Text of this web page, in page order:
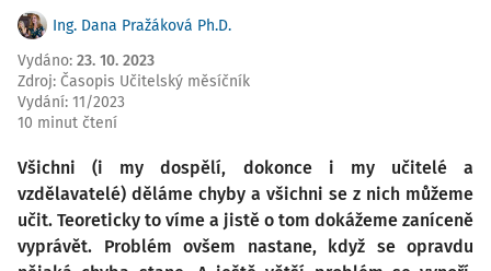
Ing. Dana Pražáková Ph.D.
Vydáno: 23. 10. 2023
Zdroj: Časopis Učitelský měsíčník
Vydání: 11/2023
10 minut čtení
Všichni (i my dospělí, dokonce i my učitelé a
vzdělavatelé) děláme chyby a všichni se z nich můžeme
učit. Teoreticky to víme a jistě o tom dokážeme zaníceně
vyprávět. Problém ovšem nastane, když se opravdu